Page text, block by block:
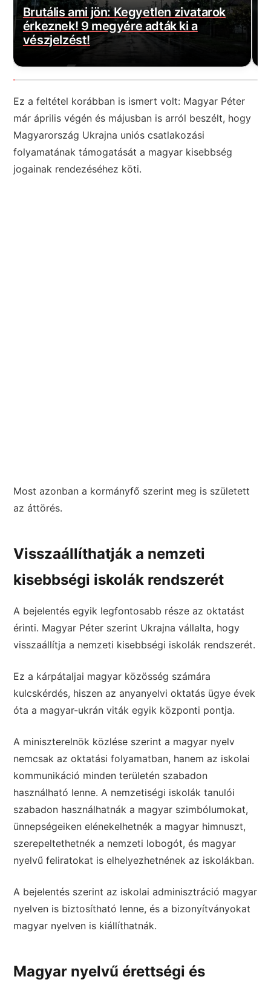
Magyar Péter bejelentette a várva-
várt jó hírt! Végre elkezdődött…
Ez a feltétel korábban is ismert volt: Magyar Péter
már április végén és májusban is arról beszélt, hogy
Magyarország Ukrajna uniós csatlakozási
folyamatának támogatását a magyar kisebbség
jogainak rendezéséhez köti.
Most azonban a kormányfő szerint meg is született
az áttörés.
Visszaállíthatják a nemzeti
kisebbségi iskolák rendszerét
A bejelentés egyik legfontosabb része az oktatást
érinti. Magyar Péter szerint Ukrajna vállalta, hogy
visszaállítja a nemzeti kisebbségi iskolák rendszerét.
Ez a kárpátaljai magyar közösség számára
kulcskérdés, hiszen az anyanyelvi oktatás ügye évek
óta a magyar-ukrán viták egyik központi pontja.
A miniszterelnök közlése szerint a magyar nyelv
nemcsak az oktatási folyamatban, hanem az iskolai
kommunikáció minden területén szabadon
használható lenne. A nemzetiségi iskolák tanulói
szabadon használhatnák a magyar szimbólumokat,
ünnepségeiken elénekelhetnék a magyar himnuszt,
szerepeltethetnék a nemzeti lobogót, és magyar
nyelvű feliratokat is elhelyezhetnének az iskolákban.
A bejelentés szerint az iskolai adminisztráció magyar
nyelven is biztosítható lenne, és a bizonyítványokat
magyar nyelven is kiállíthatnák.
Magyar nyelvű érettségi és